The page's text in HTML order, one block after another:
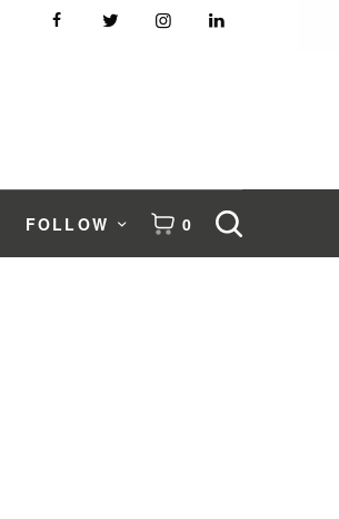
FOLLOW 0